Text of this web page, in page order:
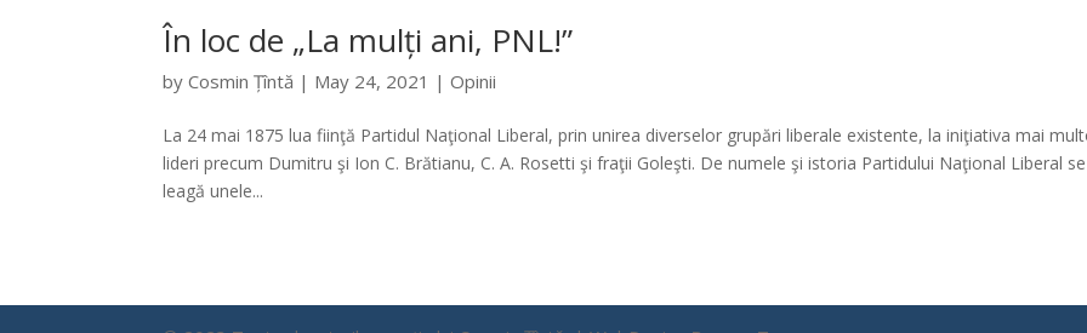
În loc de „La mulți ani, PNL!”
byCosmin Țîntă | May 24, 2021 |Opinii
La 24 mai 1875 lua fiinţă Partidul Naţional Liberal, prin unirea diverselor grupări liberale existente, la iniţiativa mai
lideri precum Dumitru şi Ion C. Brătianu, C. A. Rosetti şi fraţii Goleşti. De numele şi istoria Partidului Naţional Liberal se
leagă unele...